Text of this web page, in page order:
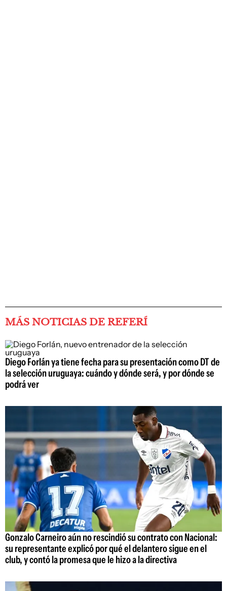
MÁS NOTICIAS DE REFERÍ
Diego Forlán ya tiene fecha para su presentación como DT de
la selección uruguaya: cuándo y dónde será, y por dónde se
podrá ver
Gonzalo Carneiro aún no rescindió su contrato con Nacional:
su representante explicó por qué el delantero sigue en el
club, y contó la promesa que le hizo a la directiva